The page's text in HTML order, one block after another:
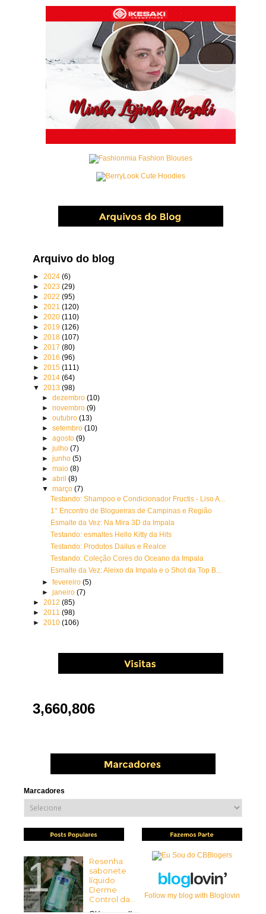
Arquivo do blog
►2024(6)
►2023(29)
►2022(95)
►2021(120)
►2020(110)
►2019(126)
►2018(107)
►2017(80)
►2016(96)
►2015(111)
►2014(64)
▼2013(98)
► dezembro (10)
► novembro (9)
► outubro (13)
► setembro (10)
► agosto (9)
► julho (7)
► junho (5)
► maio (8)
► abril (8)
▼ março (7)
Testando: Shampoo e Condicionador Fructis - Liso A...
1° Encontro de Blogueiras de Campinas e Região
Esmalte da Vez: Na Mira 3D da Impala
Testando: esmaltes Hello Kitty da Hits
Testando: Produtos Dailus e Realce
Testando: Coleção Cores do Oceano da Impala
Esmalte da Vez: Aleixo da Impala e o Shot da Top B...
► fevereiro (5)
► janeiro (7)
►2012(85)
►2011(98)
►2010(106)
3,660,806
Marcadores
Resenha:
sabonete
líquido
Derme
Control da...
Follow my blog with Bloglovin